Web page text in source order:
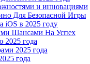
и инновациями
Для Безопасной Игры
iOS в 2025 году
Шансами На Успех
2025 года
2025 года
года